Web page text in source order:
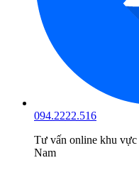
094.2222.516
Tư vấn online khu vực
Nam